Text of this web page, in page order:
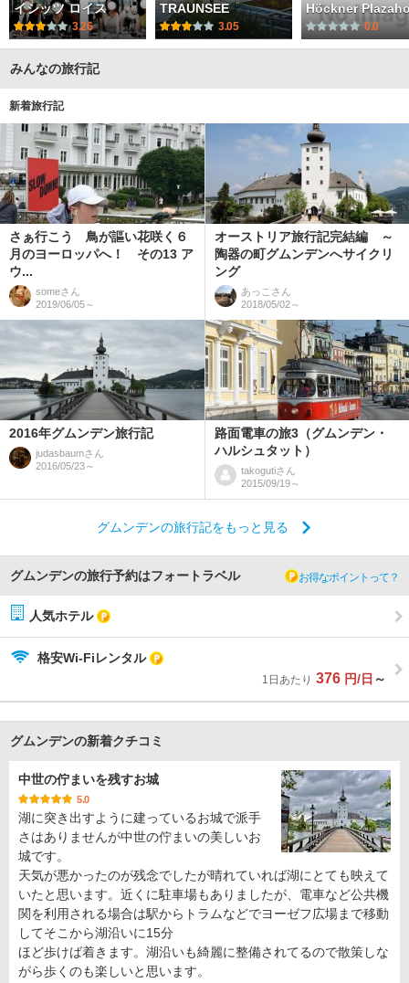
イシッツ ロイス
3.26
TRAUNSEE
3.05
Höckner
0.0
みんなの旅行記
新着旅行記
さぁ行こう 鳥が謳い花咲く６
月のヨーロッパへ！ その13 ア
ウ...
someさん
2019/06/05～
オーストリア旅行記完結編 ～
陶器の町グムンデンへサイクリ
ング
あっこ さん
2018/05/02～
2016年グムンデン旅行記
judasbaumさん
2016/05/23～
路面電車の旅3（グムンデン・
ハルシュタット）
takogutiさん
2015/09/19～
グムンデンの旅行記をもっと見る
グムンデンの旅行予約はフォートラベル お得なポイントって？
人気ホテル
格安Wi-Fiレンタル
1日あたり 376 円/日 ～
グムンデンの新着クチコミ
中世の佇まいを残すお城
5.0
湖に突き出すように建っているお城で派手
さはありませんが中世の佇まいの美しいお
城です。
天気が悪かったのが残念でしたが晴れていれば湖にとても映えて
いたと思います。近くに駐車場もありましたが、電車など公共機
関を利用される場合は駅からトラムなどでヨーゼフ広場まで移動
してそこから湖沿いに15分
ほど歩けば着きます。湖沿いも綺麗に整備されてるので散策しな
がら歩くのも楽しいと思います。